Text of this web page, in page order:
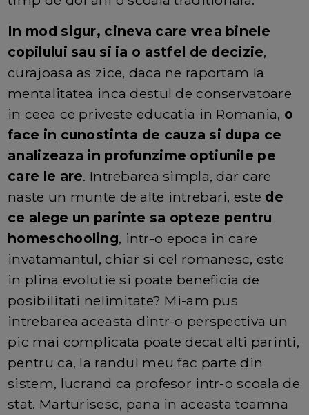
In mod sigur, cineva care vrea binele
copilului sau si ia o astfel de decizie,
curajoasa as zice, daca ne raportam la
mentalitatea inca destul de conservatoare
in ceea ce priveste educatia in Romania, o
face in cunostinta de cauza si dupa ce
analizeaza in profunzime optiunile pe
care le are. Intrebarea simpla, dar care
naste un munte de alte intrebari, este de
ce alege un parinte sa opteze pentru
homeschooling, intr-o epoca in care
invatamantul, chiar si cel romanesc, este
in plina evolutie si poate beneficia de
posibilitati nelimitate? Mi-am pus
intrebarea aceasta dintr-o perspectiva un
pic mai complicata poate decat alti parinti,
pentru ca, la randul meu fac parte din
sistem, lucrand ca profesor intr-o scoala de
stat. Marturisesc, pana in aceasta toamna